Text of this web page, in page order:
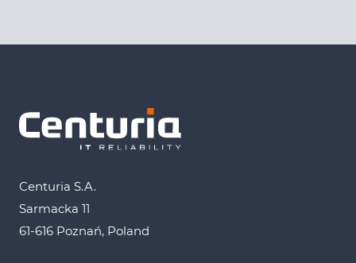
Centuria S.A.
Sarmacka 11
61-616 Poznań, Poland